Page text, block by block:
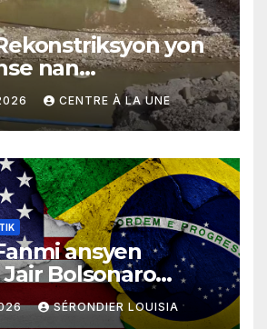
yon
nan
lespri moun
CENTRE À LA UNE
ansyen
Bolsonaro
an ogmante taks
SÉRONDIER LOUISIA